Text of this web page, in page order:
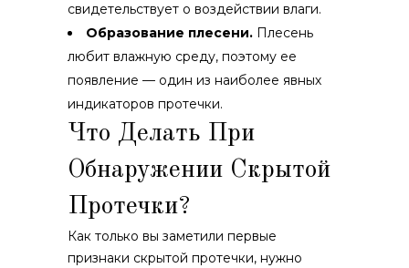
свидетельствует о воздействии влаги.
Образование плесени. Плесень
любит влажную среду, поэтому ее
появление — один из наиболее явных
индикаторов протечки.
Что Делать При
Обнаружении Скрытой
Протечки?
Как только вы заметили первые
признаки скрытой протечки, нужно